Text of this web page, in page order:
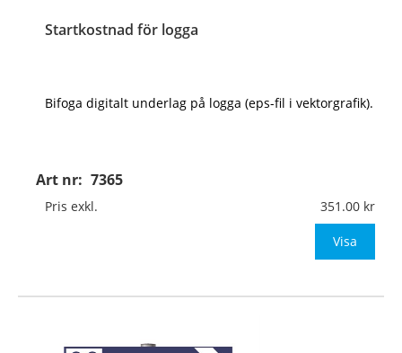
Startkostnad för logga
Art nr: 7365
Bifoga digitalt underlag på logga (eps-fil i vektorgrafik).
Pris exkl. 351.00
Visa